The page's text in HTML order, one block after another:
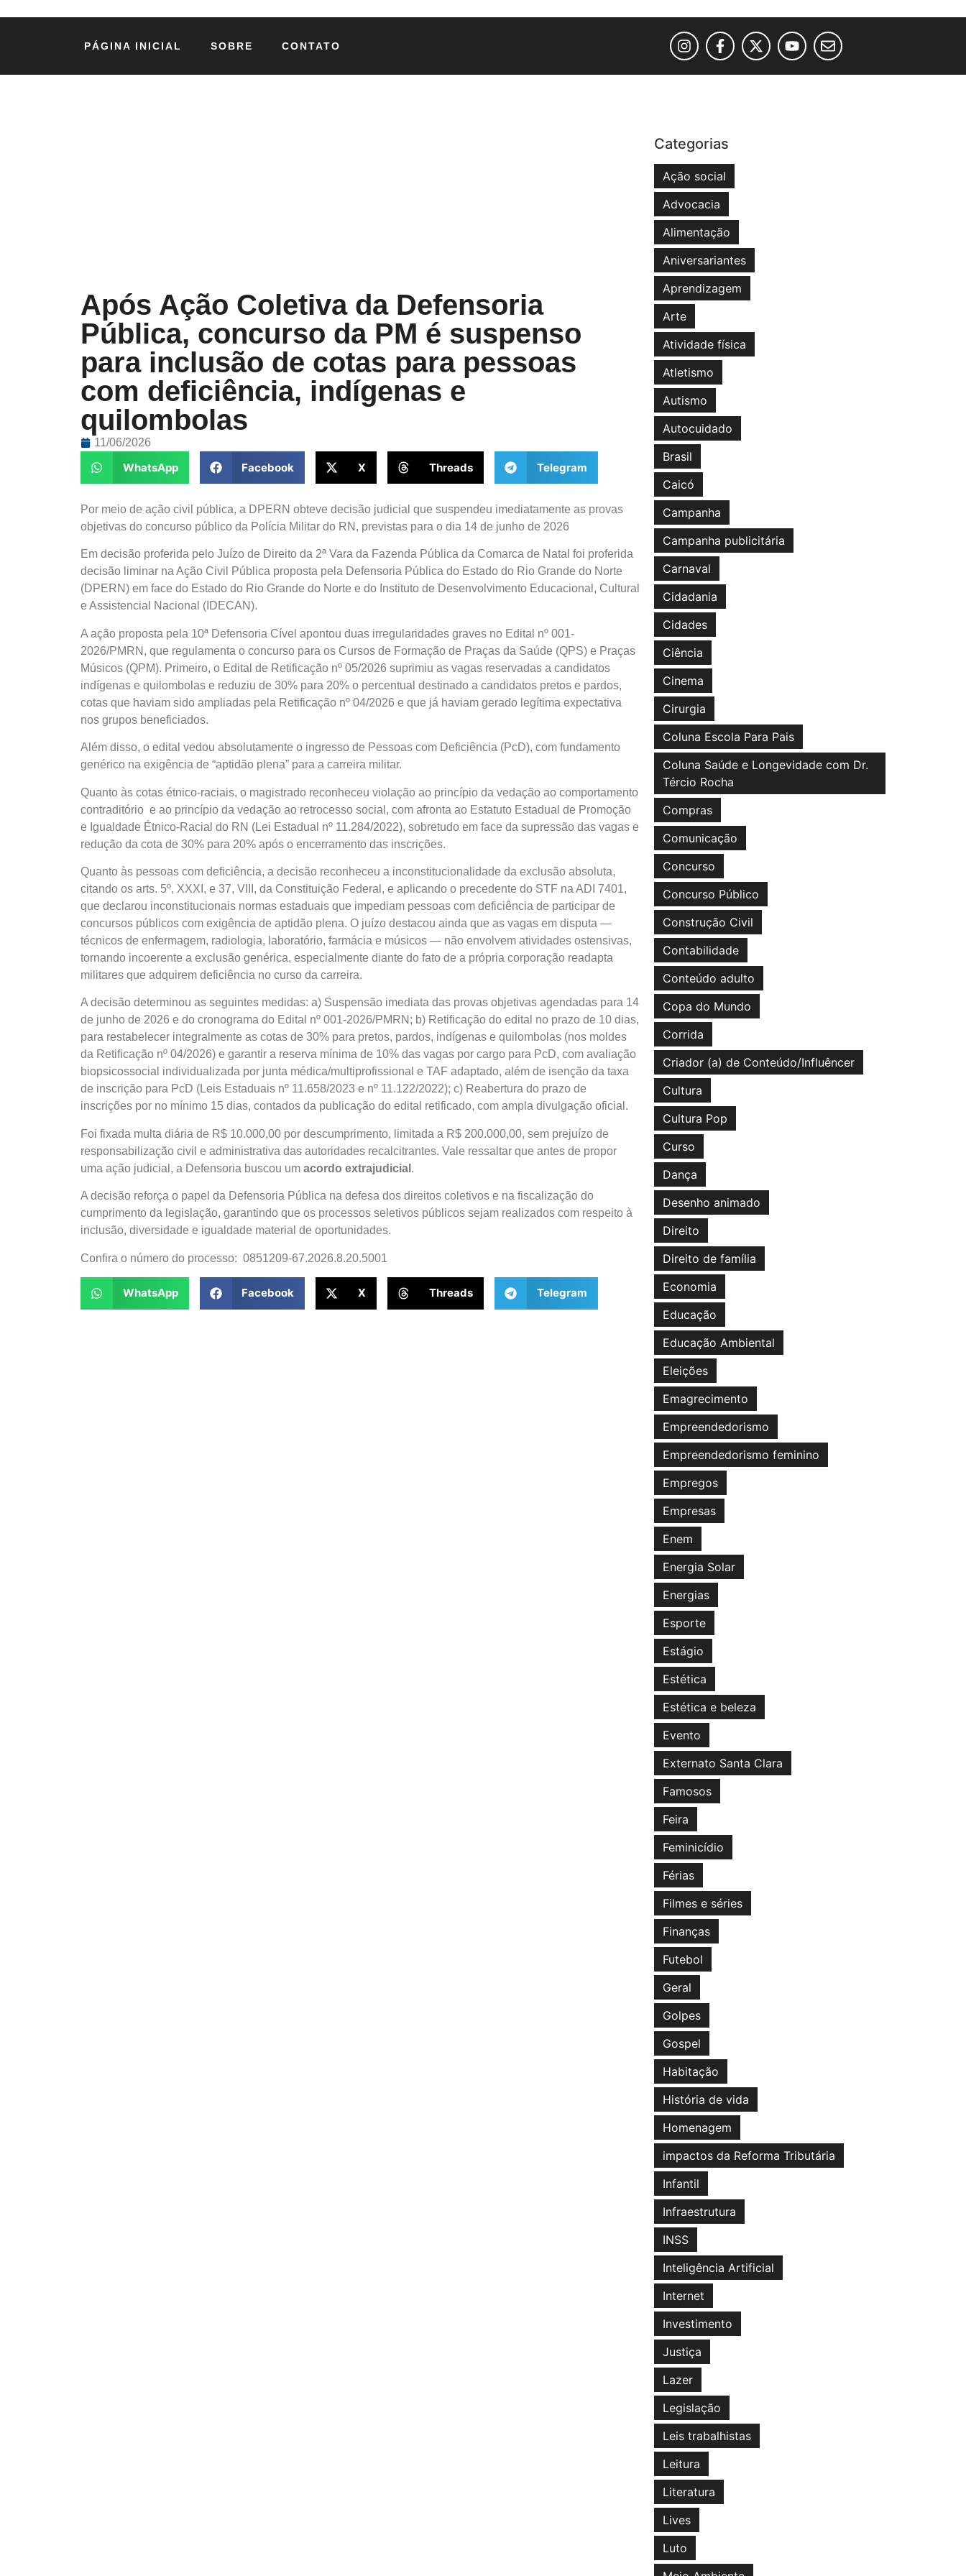
PÁGINA INICIAL SOBRE CONTATO
Após Ação Coletiva da Defensoria
Pública, concurso da PM é suspenso
para inclusão de cotas para pessoas
com deficiência, indígenas e
quilombolas
11/06/2026
WhatsApp Facebook X Threads Telegram
Por meio de ação civil pública, a DPERN obteve decisão judicial que suspendeu imediatamente as provas
objetivas do concurso público da Polícia Militar do RN, previstas para o dia 14 de junho de 2026
Em decisão proferida pelo Juízo de Direito da 2ª Vara da Fazenda Pública da Comarca de Natal foi proferida
decisão liminar na Ação Civil Pública proposta pela Defensoria Pública do Estado do Rio Grande do Norte
(DPERN) em face do Estado do Rio Grande do Norte e do Instituto de Desenvolvimento Educacional, Cultural
e Assistencial Nacional (IDECAN).
A ação proposta pela 10ª Defensoria Cível apontou duas irregularidades graves no Edital nº 001-
2026/PMRN, que regulamenta o concurso para os Cursos de Formação de Praças da Saúde (QPS) e Praças
Músicos (QPM). Primeiro, o Edital de Retificação nº 05/2026 suprimiu as vagas reservadas a candidatos
indígenas e quilombolas e reduziu de 30% para 20% o percentual destinado a candidatos pretos e pardos,
cotas que haviam sido ampliadas pela Retificação nº 04/2026 e que já haviam gerado legítima expectativa
nos grupos beneficiados.
Além disso, o edital vedou absolutamente o ingresso de Pessoas com Deficiência (PcD), com fundamento
genérico na exigência de “aptidão plena” para a carreira militar.
Quanto às cotas étnico-raciais, o magistrado reconheceu violação ao princípio da vedação ao comportamento
contraditório e ao princípio da vedação ao retrocesso social, com afronta ao Estatuto Estadual de Promoção
e Igualdade Étnico-Racial do RN (Lei Estadual nº 11.284/2022), sobretudo em face da supressão das vagas e
redução da cota de 30% para 20% após o encerramento das inscrições.
Quanto às pessoas com deficiência, a decisão reconheceu a inconstitucionalidade da exclusão absoluta,
citando os arts. 5º, XXXI, e 37, VIII, da Constituição Federal, e aplicando o precedente do STF na ADI 7401,
que declarou inconstitucionais normas estaduais que impediam pessoas com deficiência de participar de
concursos públicos com exigência de aptidão plena. O juízo destacou ainda que as vagas em disputa —
técnicos de enfermagem, radiologia, laboratório, farmácia e músicos — não envolvem atividades ostensivas,
tornando incoerente a exclusão genérica, especialmente diante do fato de a própria corporação readapta
militares que adquirem deficiência no curso da carreira.
A decisão determinou as seguintes medidas: a) Suspensão imediata das provas objetivas agendadas para 14
de junho de 2026 e do cronograma do Edital nº 001-2026/PMRN; b) Retificação do edital no prazo de 10 dias,
para restabelecer integralmente as cotas de 30% para pretos, pardos, indígenas e quilombolas (nos moldes
da Retificação nº 04/2026) e garantir a reserva mínima de 10% das vagas por cargo para PcD, com avaliação
biopsicossocial individualizada por junta médica/multiprofissional e TAF adaptado, além de isenção da taxa
de inscrição para PcD (Leis Estaduais nº 11.658/2023 e nº 11.122/2022); c) Reabertura do prazo de
inscrições por no mínimo 15 dias, contados da publicação do edital retificado, com ampla divulgação oficial.
Foi fixada multa diária de R$ 10.000,00 por descumprimento, limitada a R$ 200.000,00, sem prejuízo de
responsabilização civil e administrativa das autoridades recalcitrantes. Vale ressaltar que antes de propor
uma ação judicial, a Defensoria buscou um acordo extrajudicial .
A decisão reforça o papel da Defensoria Pública na defesa dos direitos coletivos e na fiscalização do
cumprimento da legislação, garantindo que os processos seletivos públicos sejam realizados com respeito à
inclusão, diversidade e igualdade material de oportunidades.
Confira o número do processo: 0851209-67.2026.8.20.5001
WhatsApp Facebook X Threads Telegram
Categorias
Ação social
Advocacia
Alimentação
Aniversariantes
Aprendizagem
Arte
Atividade física
Atletismo
Autismo
Autocuidado
Brasil
Caicó
Campanha
Campanha publicitária
Carnaval
Cidadania
Cidades
Ciência
Cinema
Cirurgia
Coluna Escola Para Pais
Coluna Saúde e Longevidade com Dr.
Tércio Rocha
Compras
Comunicação
Concurso
Concurso Público
Construção Civil
Contabilidade
Conteúdo adulto
Copa do Mundo
Corrida
Criador (a) de Conteúdo/Influêncer
Cultura
Cultura Pop
Curso
Dança
Desenho animado
Direito
Direito de família
Economia
Educação
Educação Ambiental
Eleições
Emagrecimento
Empreendedorismo
Empreendedorismo feminino
Empregos
Empresas
Enem
Energia Solar
Energias
Esporte
Estágio
Estética
Estética e beleza
Evento
Externato Santa Clara
Famosos
Feira
Feminicídio
Férias
Filmes e séries
Finanças
Futebol
Geral
Golpes
Gospel
Habitação
História de vida
Homenagem
impactos da Reforma Tributária
Infantil
Infraestrutura
INSS
Inteligência Artificial
Internet
Investimento
Justiça
Lazer
Legislação
Leis trabalhistas
Leitura
Literatura
Lives
Luto